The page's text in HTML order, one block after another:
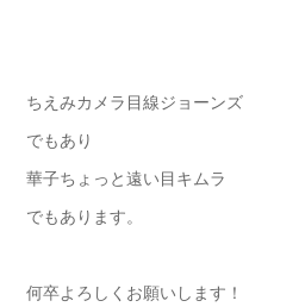
ちえみカメラ目線ジョーンズ
でもあり
華子ちょっと遠い目キムラ
でもあります。
何卒よろしくお願いします！